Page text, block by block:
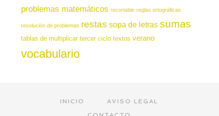
problemas matemáticos recortable reglas ortográficas
resolución de problemas restas sopa de letras sumas
tablas de multiplicar tercer ciclo textos verano
vocabulario
INICIO
AVISO LEGAL